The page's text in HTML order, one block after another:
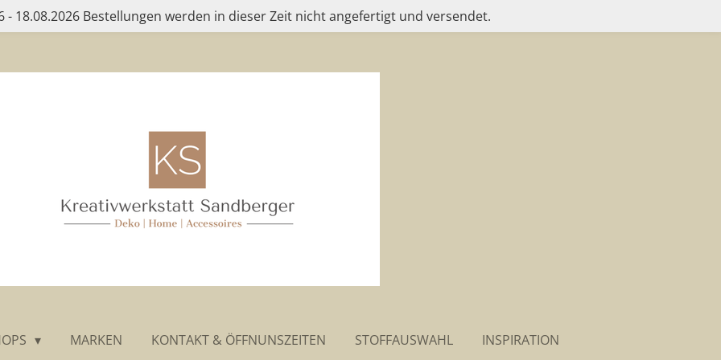
- 18.08.2026 Bestellungen werden in dieser Zeit nicht angefertigt und versendet.
MARKEN KONTAKT & ÖFFNUNSZEITEN STOFFAUSWAHL INSPIRATION